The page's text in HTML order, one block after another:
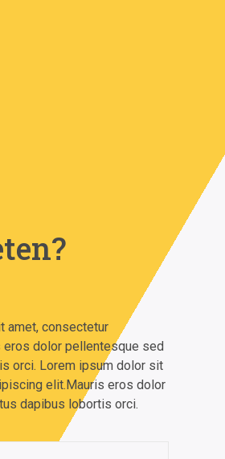
amet, consectetur
dolor pellentesque sed
orci. Lorem ipsum dolor sit
elit.Mauris eros dolor
dapibus lobortis orci.